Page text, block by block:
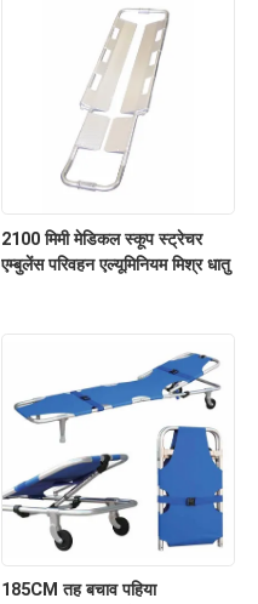
2100 मिमी मेडिकल स्कूप स्ट्रेचर
एम्बुलेंस परिवहन एल्यूमिनियम मिश्र धातु
185CM तह बचाव पहिया